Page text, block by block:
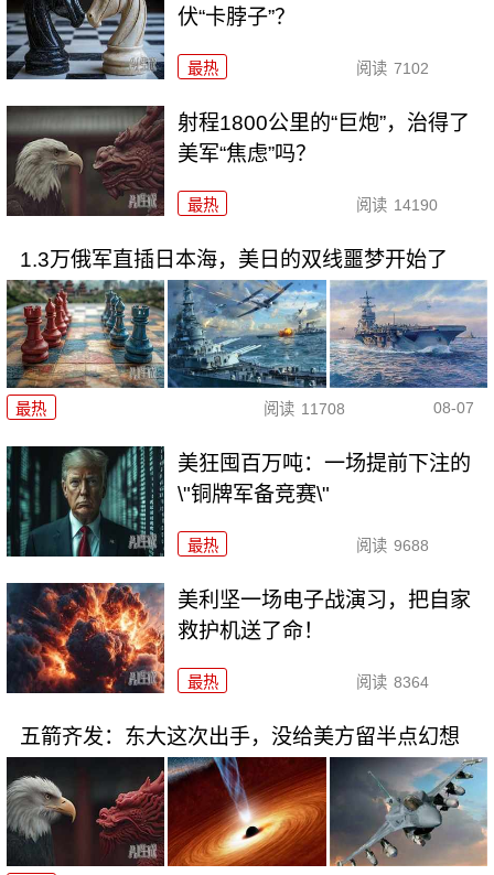
伏“卡脖子”？
最热 阅读 7102
射程1800公里的“巨炮”，治得了
美军“焦虑”吗？
最热 阅读 14190
1.3万俄军直插日本海，美日的双线噩梦开始了
最热 阅读 11708 08-07
美狂囤百万吨：一场提前下注的
\"铜牌军备竞赛\"
最热 阅读 9688
美利坚一场电子战演习，把自家
救护机送了命！
最热 阅读 8364
五箭齐发：东大这次出手，没给美方留半点幻想